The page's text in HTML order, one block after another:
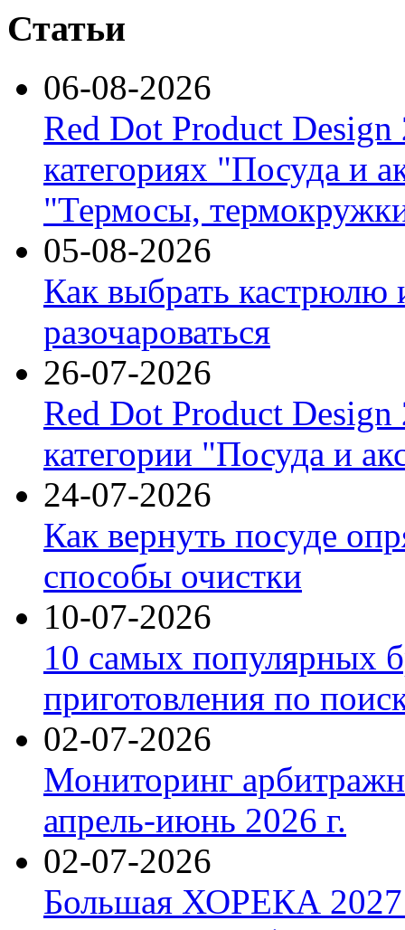
Статьи
06-08-2026
Red Dot Product Design
категориях "Посуда и
"Термосы,
05-08-2026
Как выбрать кастрюлю
разочароваться
26-07-2026
Red Dot Product Design
категории "Посуда и
24-07-2026
Как вернуть посуде
способы очистки
10-07-2026
10 самых популярных
приготовления по
02-07-2026
Мониторинг
апрель-июнь 2026 г.
02-07-2026
Большая ХОРЕКА 2027: